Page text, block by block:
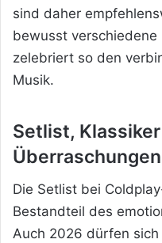
sind daher
bewusst verschiedene
zelebriert so den
Musik.
Setlist,
Überraschungen
Die Setlist bei
Bestandteil des
Auch 2026 dürfen